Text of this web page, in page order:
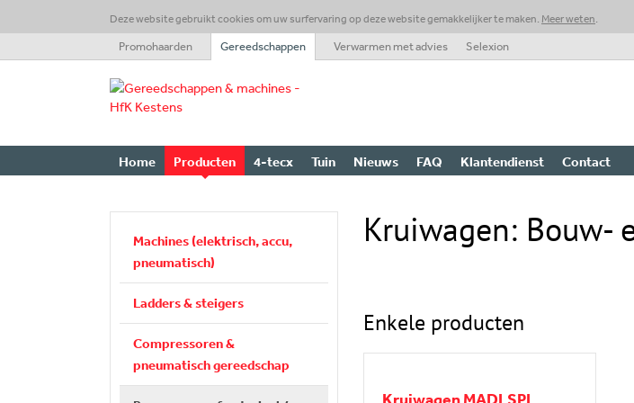
Deze website gebruikt cookies om uw surfervaring op deze website gemakkelijker te maken. Meer weten.
Promohaarden Gereedschappen Verwarmen met advies Selexion
Home Producten 4-tecx Tuin Nieuws FAQ Klantendienst Contact
Kruiwagen: Bouw-
Enkele producten
Machines (elektrisch, accu,
pneumatisch)
Ladders & steigers
Compressoren &
pneumatisch gereedschap